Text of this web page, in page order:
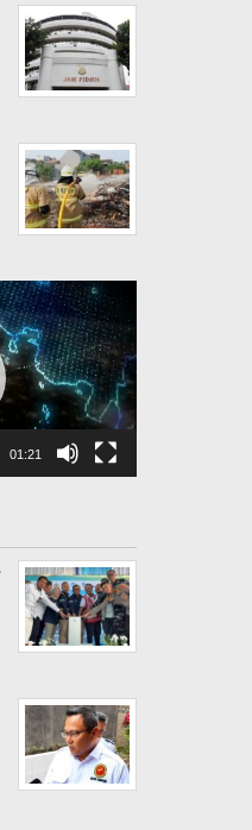
01:21